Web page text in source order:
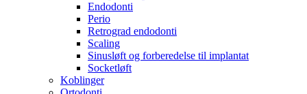
Endodonti
Perio
Retrograd endodonti
Scaling
Sinusløft og forberedelse til implantat
Socketløft
Koblinger